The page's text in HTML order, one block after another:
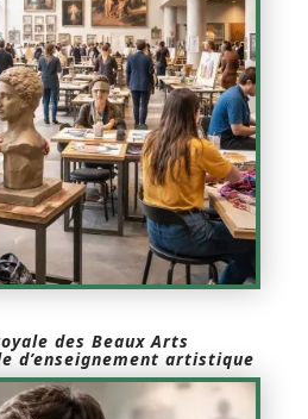
des Beaux Arts
d’enseignement artistique